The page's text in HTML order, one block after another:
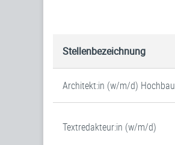
Stellenbezeichnung
Architekt:in (w/m/d) Hochbau
Textredakteur:in (w/m/d)